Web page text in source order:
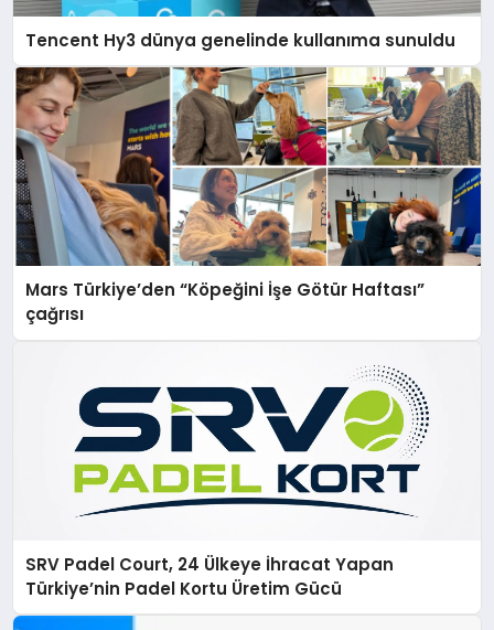
Tencent Hy3 dünya genelinde kullanıma sunuldu
Mars Türkiye’den “Köpeğini İşe Götür Haftası”
çağrısı
SRV Padel Court, 24 Ülkeye İhracat Yapan
Türkiye’nin Padel Kortu Üretim Gücü